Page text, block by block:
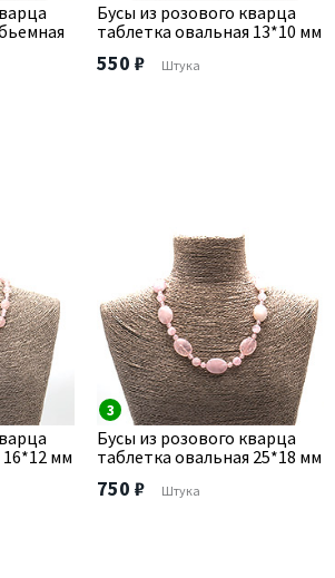
Бусы из розового кварца
таблетка овальная 13*10 мм
550 ₽ Штука
16*12 мм
3
Бусы из розового кварца
таблетка овальная 25*18 мм
750 ₽ Штука